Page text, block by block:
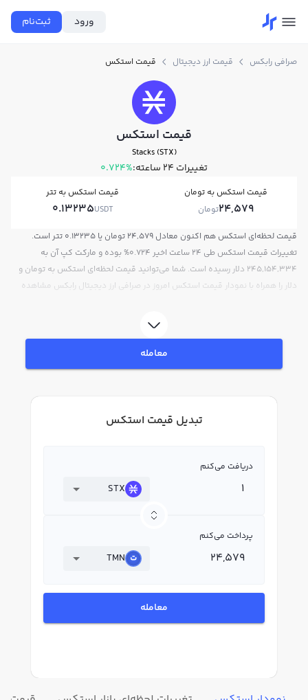
ورود ثبت‌نام
صرافی رابکس قیمت ارز دیجیتال قیمت استکس
قیمت استکس
Stacks (STX)
تغییرات ۲۴ ساعته: 0.724%
قیمت استکس به تومان
24,579تومان
قیمت استکس به تتر
0.13235USDT
قیمت لحظه‌ای استکس هم اکنون معادل 24,579 تومان یا 0.13235 تتر است.
تغییرات قیمت استکس طی 24 ساعت اخیر 0.724% بوده و مارکت کپ آن به
245,154,334 دلار رسیده است. شما می‌توانید قیمت لحظه‌ای استکس به تومان و
دلار را همراه با نمودار قیمت استکس امروز در صرافی ارز دیجیتال رابکس مشاهده
معامله
تبدیل قیمت استکس
دریافت می‌کنم
STX
پرداخت می‌کنم
TMN
معامله